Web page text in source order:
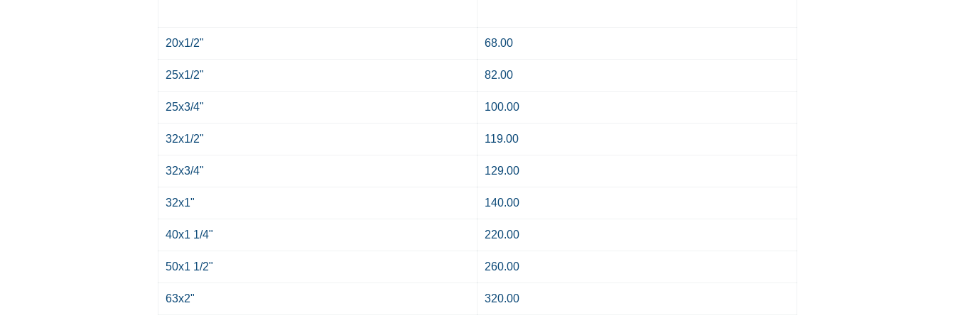
20x1/2" 68.00
25x1/2" 82.00
25x3/4" 100.00
32x1/2" 119.00
32x3/4" 129.00
32x1" 140.00
40x1 1/4" 220.00
50x1 1/2" 260.00
63x2" 320.00